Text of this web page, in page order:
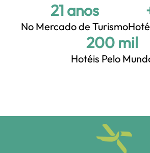
21 anos
No Mercado de Turismo
+200 mil
Hotéis Pelo